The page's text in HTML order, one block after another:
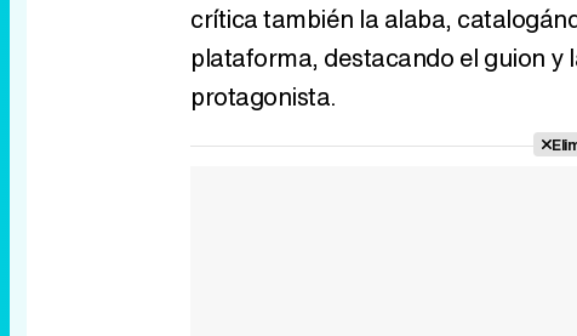
crítica también la alaba,
plataforma, destacando el guion y
protagonista.